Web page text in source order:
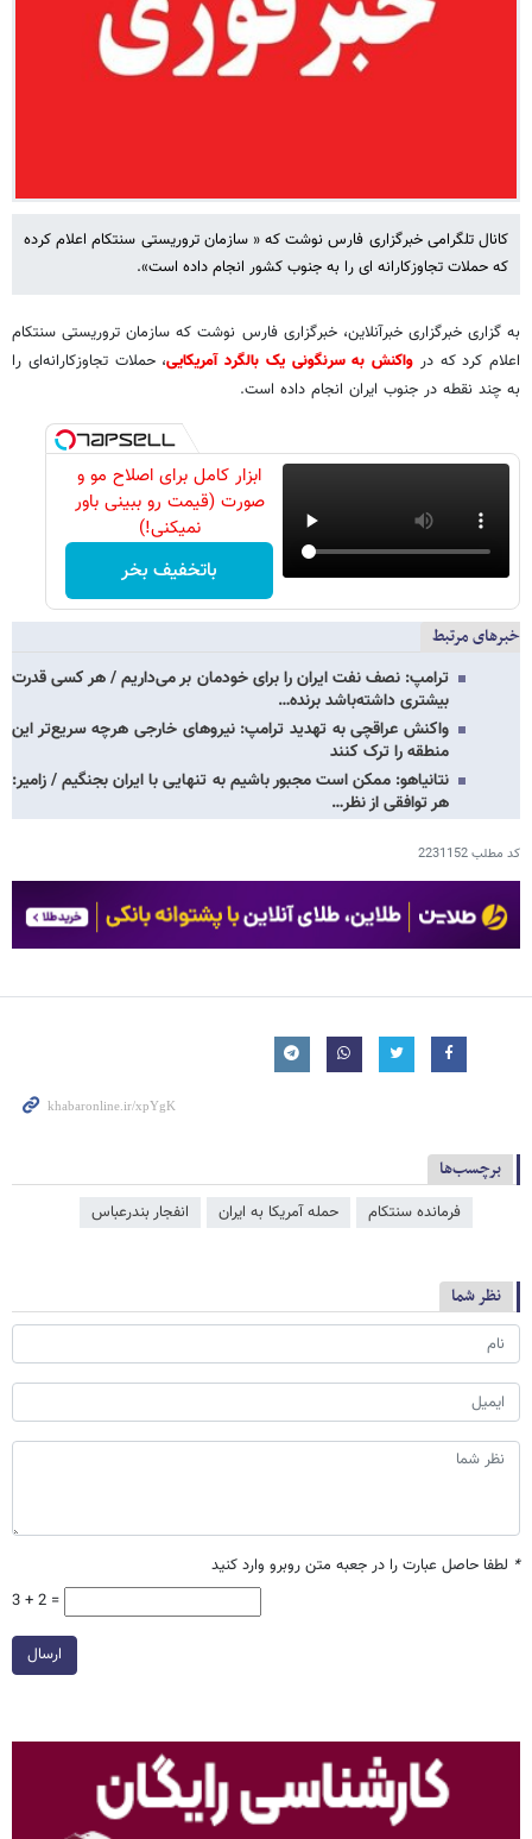
کانال تلگرامی خبرگزاری فارس نوشت که « سازمان تروریستی سنتکام اعلام کرده
که حملات تجاوزکارانه ای را به جنوب کشور انجام داده است».
به گزاری خبرگزاری خبرآنلاین، خبرگزاری فارس نوشت که سازمان تروریستی سنتکام
اعلام کرد که در واکنش به سرنگونی یک بالگرد آمریکایی، حملات تجاوزکارانه‌ای را
به چند نقطه در جنوب ایران انجام داده است.
ابزار کامل برای اصلاح مو و
صورت (قیمت رو ببینی باور
نمیکنی!)
باتخفیف بخر
خبرهای مرتبط
ترامپ: نصف نفت ایران را برای خودمان بر می‌داریم / هر کسی قدرت
بیشتری داشته‌باشد برنده…
واکنش عراقچی به تهدید ترامپ: نیروهای خارجی هرچه سریع‌تر این
منطقه را ترک کنند
نتانیاهو: ممکن است مجبور باشیم به تنهایی با ایران بجنگیم / زامیر:
هر توافقی از نظر…
کد مطلب2231152
برچسب‌ها
فرمانده سنتکام حمله آمریکا به ایران انفجار بندرعباس
نظر شما
* لطفا حاصل عبارت را در جعبه متن روبرو وارد کنید
3 + 2 =
ارسال